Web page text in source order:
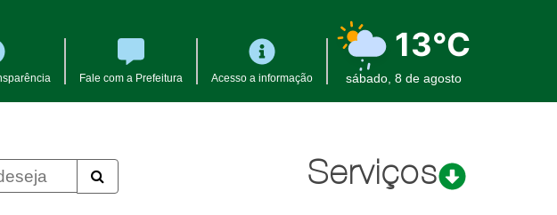
Fale com a Prefeitura Acesso a informação
13°C
sábado, 8 de agosto
Serviços